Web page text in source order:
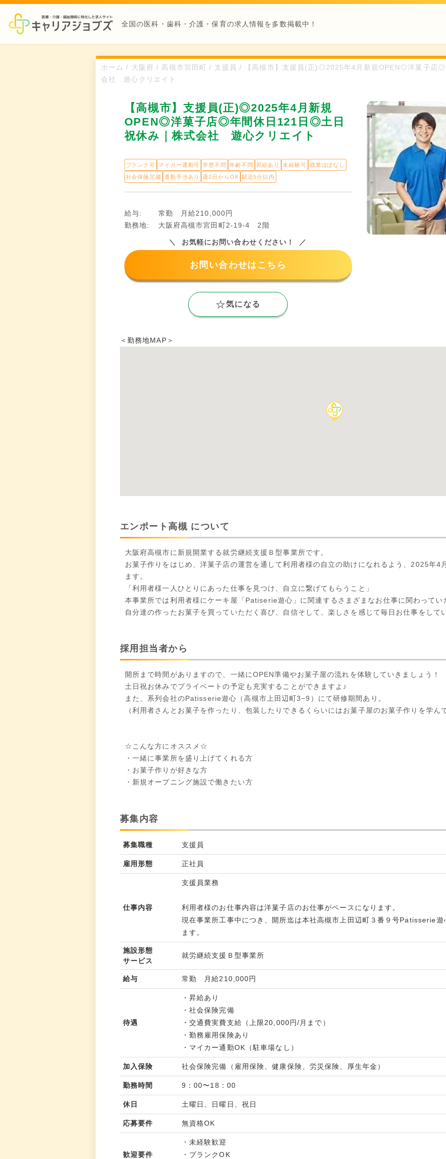
全国の医科・歯科・介護・保育の求人情報を多数掲載中！
ホーム / 大阪府 / 高槻市宮田町 / 支援員 / 【高槻市】支援員(正)◎2025年4月新規OPEN◎洋菓子店
会社 遊心クリエイト
【高槻市】支援員(正)◎2025年4月新規
OPEN◎洋菓子店◎年間休日121日◎土日
祝休み｜株式会社 遊心クリエイト
ブランク可 マイカー通勤可 学歴不問 年齢不問 昇給あり 未経験可 残業ほぼなし
社会保険完備 通勤手当あり 週2日からOK 駅近5分以内
給与:
常勤 月給210,000円
勤務地:
大阪府高槻市宮田町2-19-4 2階
お気軽にお問い合わせください！
お問い合わせはこちら
気になる
＜勤務地MAP＞
エンポート高槻 について
大阪府高槻市に新規開業する就労継続支援Ｂ型事業所です。
お菓子作りをはじめ、洋菓子店の運営を通して利用者様の自立の助けになれるよう、2025年4
ます。
「利用者様一人ひとりにあった仕事を見つけ、自立に繋げてもらうこと」
本事業所では利用者様にケーキ屋「Patiserie遊心」に関連するさまざまなお仕事に関わってい
自分達の作ったお菓子を買っていただく喜び、自信そして、楽しさを感じて毎日お仕事をして
採用担当者から
開所まで時間がありますので、一緒にOPEN準備やお菓子屋の流れを体験していきましょう！
土日祝お休みでプライベートの予定も充実することができますよ♪
また、系列会社のPatisserie遊心（高槻市上田辺町3−9）にて研修期間あり。
（利用者さんとお菓子を作ったり、包装したりできるくらいにはお菓子屋のお菓子作りを学ん
☆こんな方にオススメ☆
・一緒に事業所を盛り上げてくれる方
・お菓子作りが好きな方
・新規オープニング施設で働きたい方
募集内容
募集職種 支援員
雇用形態 正社員
仕事内容
支援員業務
利用者様のお仕事内容は洋菓子店のお仕事がベースになります。
現在事業所工事中につき、開所迄は本社高槻市上田辺町３番９号Patisserie遊
ます。
施設形態
サービス
就労継続支援Ｂ型事業所
給与 常勤 月給210,000円
待遇
・昇給あり
・社会保険完備
・交通費実費支給（上限20,000円/月まで）
・勤務雇用保険あり
・マイカー通勤OK（駐車場なし）
加入保険 社会保険完備（雇用保険、健康保険、労災保険、厚生年金）
勤務時間 9：00〜18：00
休日 土曜日、日曜日、祝日
応募要件 無資格OK
歓迎要件
・未経験歓迎
・ブランクOK